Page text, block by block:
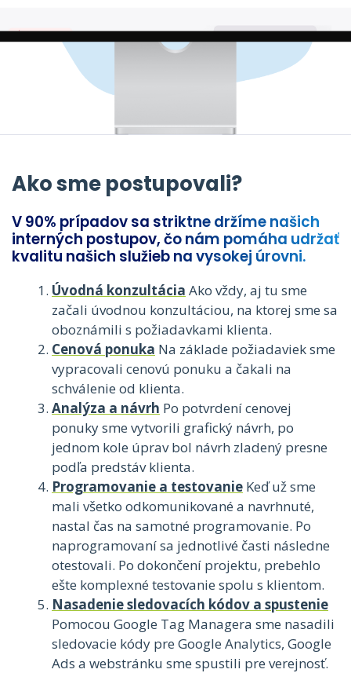
Ako sme postupovali?
V 90% prípadov sa striktne držíme našich
interných postupov, čo nám pomáha udržať
kvalitu našich služieb na vysokej úrovni.
Úvodná konzultácia Ako vždy, aj tu sme
začali úvodnou konzultáciou, na ktorej sme sa
oboznámili s požiadavkami klienta.
Cenová ponuka Na základe požiadaviek sme
vypracovali cenovú ponuku a čakali na
schválenie od klienta.
Analýza a návrh Po potvrdení cenovej
ponuky sme vytvorili grafický návrh, po
jednom kole úprav bol návrh zladený presne
podľa predstáv klienta.
Programovanie a testovanie Keď už sme
mali všetko odkomunikované a navrhnuté,
nastal čas na samotné programovanie. Po
naprogramovaní sa jednotlivé časti následne
otestovali. Po dokončení projektu, prebehlo
ešte komplexné testovanie spolu s klientom.
Nasadenie sledovacích kódov a spustenie
Pomocou Google Tag Managera sme nasadili
sledovacie kódy pre Google Analytics, Google
Ads a webstránku sme spustili pre verejnosť.